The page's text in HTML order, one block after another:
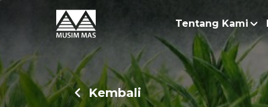
Tentang Kami
Kisah
Kembali